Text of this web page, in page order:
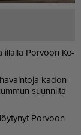
il­lal­la Por­voon Ke­
ka­don­
suun­nil­ta
Por­voon